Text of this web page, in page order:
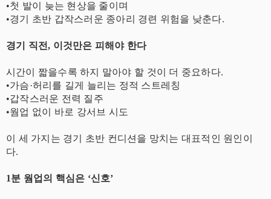
•첫 발이 늦는 현상을 줄이며
•경기 초반 갑작스러운 종아리 경련 위험을 낮춘다.
경기 직전, 이것만은 피해야 한다
시간이 짧을수록 하지 말아야 할 것이 더 중요하다.
•가슴·허리를 길게 늘리는 정적 스트레칭
•갑작스러운 전력 질주
•웜업 없이 바로 강서브 시도
이 세 가지는 경기 초반 컨디션을 망치는 대표적인 원인이
다.
1분 웜업의 핵심은 ‘신호’